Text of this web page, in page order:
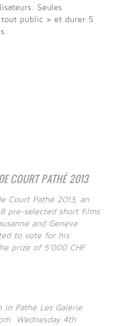
Seules
public » et durer 5
COURT PATHÉ 2013
Court Pathé 2013, an
pre-selected short films
and Geneva
to vote for his
prize of 5'000 CHF
Pathé Les Galerie
Wednesday 4th